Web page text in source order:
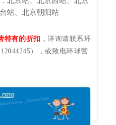
站、北京朝阳站
特有的折扣 ，详询请联系环
），或致电环球营